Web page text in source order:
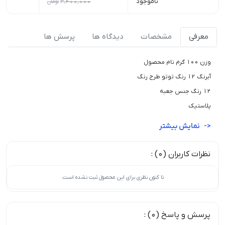
معرفی مشخصات دیدگاه ها پرسش ها
وزن 100 گرم نام محصول
آبرنگ 12 رنگ توتو طرح رنگ
12 رنگ جنس جعبه
پلاستیک
نظرات کاربران (0) :
تا کنون نظری برای این محصول ثبت نشده است.
پرسش و پاسخ (0) :